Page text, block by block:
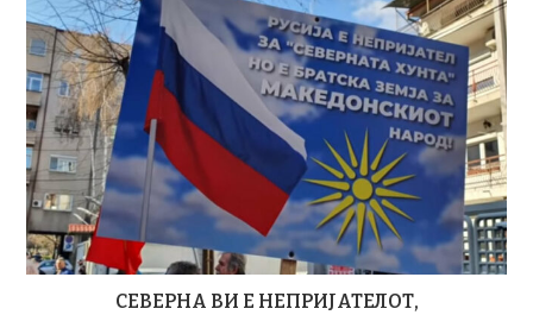
СЕВЕРНА ВИ Е НЕПРИЈАТЕЛОТ,